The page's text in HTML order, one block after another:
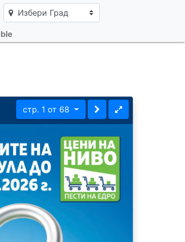
Избери Град
стр. 1 от 68